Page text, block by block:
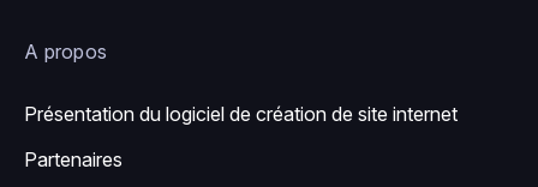
A propos
Présentation du logiciel de création de site internet
Partenaires